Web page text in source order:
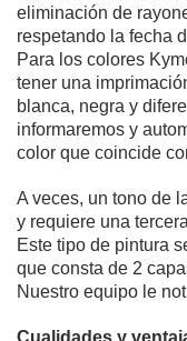
eliminación de
respetando la fecha
Para los colores
tener una
blanca, negra y
informaremos y
color que coincide
A veces, un tono de
y requiere una
Este tipo de pintura
que consta de 2
Nuestro equipo le
Cualidades y